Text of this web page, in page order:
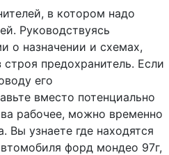
в котором надо
Руководствуясь
о назначении и схемах,
предохранитель. Если
его
вместо потенциально
рабочее, можно временно
Вы узнаете где находятся
форд мондео 97г,